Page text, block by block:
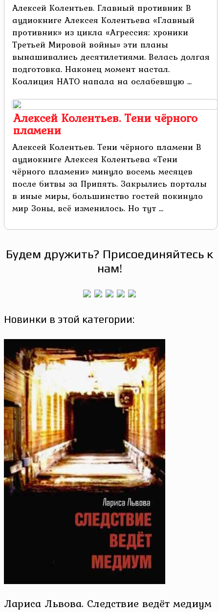
Алексей Колентьев. Главный противник В
аудиокниге Алексея Колентьева «Главный
противник» из цикла «Агрессия: хроники
Третьей Мировой войны» эти планы
вынашивались десятилетиями. Велась долгая
подготовка. Наконец момент настал.
Коалиция НАТО напала на ослабевшую ...
Алексей Колентьев. Тени чёрного
пламени
Алексей Колентьев. Тени чёрного пламени В
аудиокниге Алексея Колентьева «Тени
чёрного пламени» минуло восемь месяцев
после битвы за Припять. Закрылись порталы
в иные миры, большинство гостей покинуло
мир Зоны, всё изменилось. Но тут ...
Будем дружить? Присоединяйтесь к
нам!
Новинки в этой категории:
Лариса Львова. Следствие ведёт медиум